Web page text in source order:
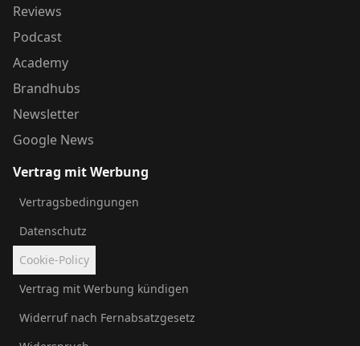
Reviews
Podcast
Academy
Brandhubs
Newsletter
Google News
Vertrag mit Werbung
Vertragsbedingungen
Datenschutz
Cookie-Policy
Vertrag mit Werbung kündigen
Widerruf nach Fernabsatzgesetz